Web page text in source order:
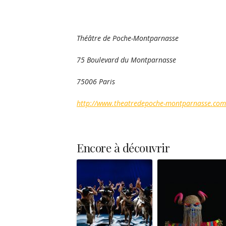
Théâtre de Poche-Montparnasse
75 Boulevard du Montparnasse
75006 Paris
http://www.theatredepoche-
Encore à découvrir